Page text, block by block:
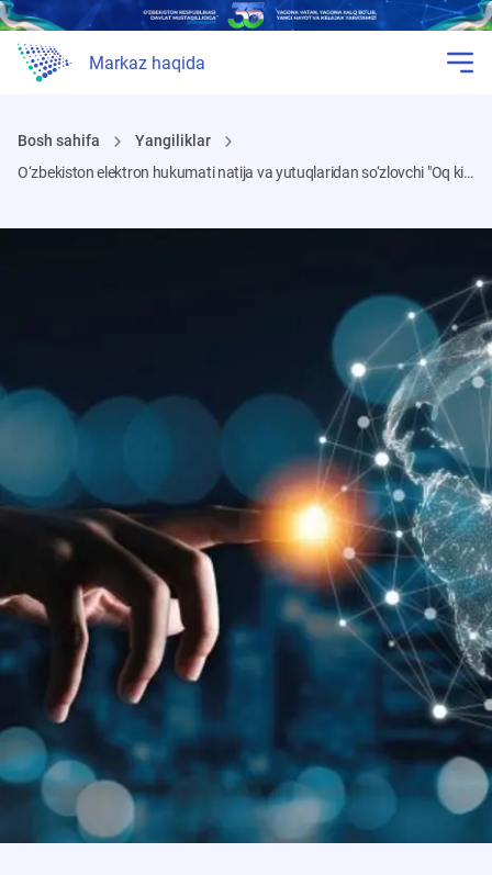
Markaz haqida
Bosh sahifa
Yangiliklar
O‘zbekiston elektron hukumati natija va yutuqlaridan so‘zlovchi "Oq kitob" tadqiqoti nashrdan chiqdi